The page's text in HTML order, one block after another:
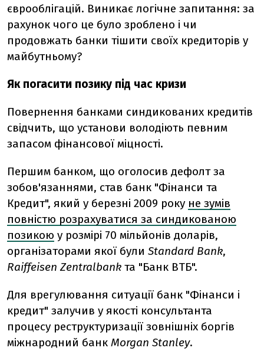
єврооблігацій. Виникає логічне запитання: за
рахунок чого це було зроблено і чи
продовжать банки тішити своїх кредиторів у
майбутньому?
Як погасити позику під час кризи
Повернення банками синдикованих кредитів
свідчить, що установи володіють певним
запасом фінансової міцності.
Першим банком, що оголосив дефолт за
зобов'язаннями, став банк "Фінанси та
Кредит", який у березні 2009 року не зумів
повністю розрахуватися за синдикованою
позикою у розмірі 70 мільйонів доларів,
організаторами якої були Standard Bank,
Raiffeisen Zentralbank та "Банк ВТБ".
Для врегулювання ситуації банк "Фінанси і
кредит" залучив у якості консультанта
процесу реструктуризації зовнішніх боргів
міжнародний банк Morgan Stanley.